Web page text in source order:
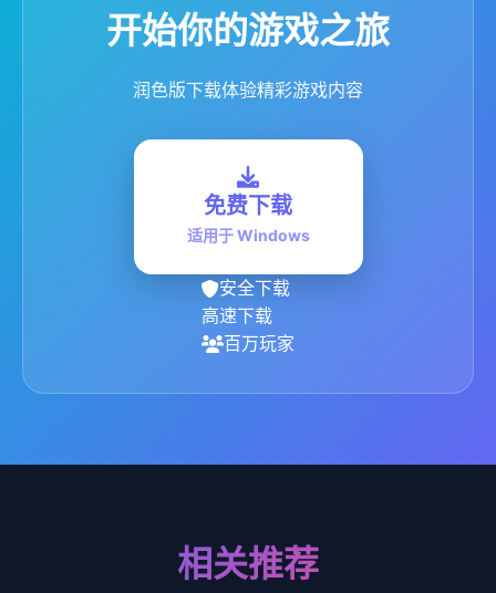
开始你的游戏之旅
润色版下载体验精彩游戏内容
免费下载
适用于 Windows
安全下载
高速下载
百万玩家
相关推荐